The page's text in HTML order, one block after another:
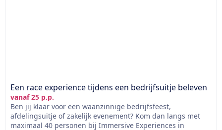
Een race experience tijdens een bedrijfsuitje beleven
vanaf 25 p.p.
Ben jij klaar voor een waanzinnige bedrijfsfeest,
afdelingsuitje of zakelijk evenement? Kom dan langs met
maximaal 40 personen bij Immersive Experiences in